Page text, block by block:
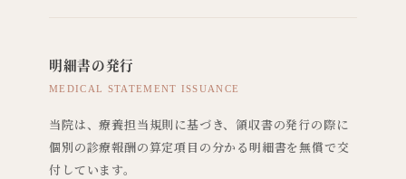
明細書の発行
MEDICAL STATEMENT ISSUANCE
当院は、療養担当規則に基づき、領収書の発行の際に
個別の診療報酬の算定項目の分かる明細書を無償で交
付しています。